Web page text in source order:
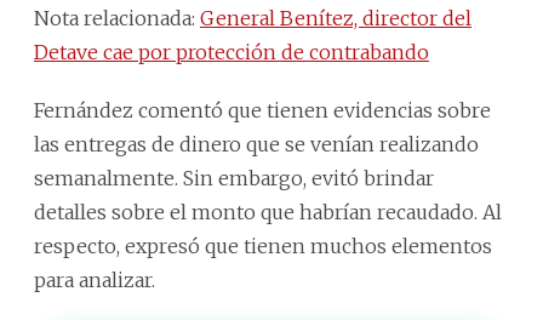
Nota relacionada: General Benítez, director del
Detave cae por protección de contrabando
Fernández comentó que tienen evidencias sobre
las entregas de dinero que se venían realizando
semanalmente. Sin embargo, evitó brindar
detalles sobre el monto que habrían recaudado. Al
respecto, expresó que tienen muchos elementos
para analizar.